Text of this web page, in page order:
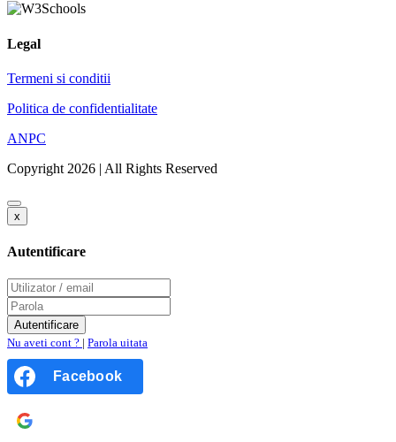
Legal
Termeni si conditii
Politica de confidentialitate
ANPC
Copyright 2026 | All Rights Reserved
x
Autentificare
Nu aveti cont ? | Parola uitata
Facebook